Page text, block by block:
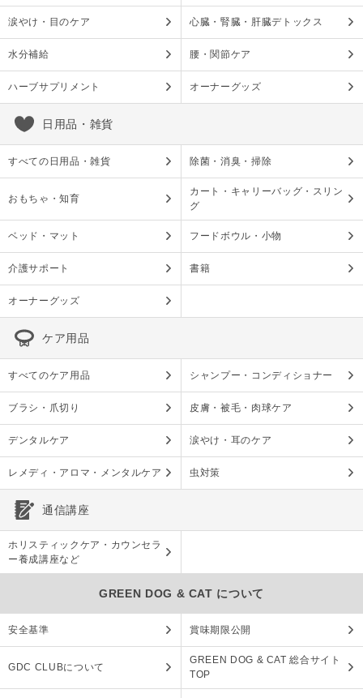
涙やけ・目のケア 心臓・腎臓・肝臓デトックス
水分補給 腰・関節ケア
ハーブサプリメント オーナーグッズ
日用品・雑貨
すべての日用品・雑貨 除菌・消臭・掃除
おもちゃ・知育
カート・キャリーバッグ・スリン
グ
ベッド・マット フードボウル・小物
介護サポート 書籍
オーナーグッズ
ケア用品
すべてのケア用品 シャンプー・コンディショナー
ブラシ・爪切り 皮膚・被毛・肉球ケア
デンタルケア 涙やけ・耳のケア
レメディ・アロマ・メンタルケア 虫対策
通信講座
ホリスティックケア・カウンセラ
ー養成講座など
GREEN DOG & CAT について
安全基準 賞味期限公開
GDC CLUBについて
GREEN DOG & CAT 総合サイト
TOP